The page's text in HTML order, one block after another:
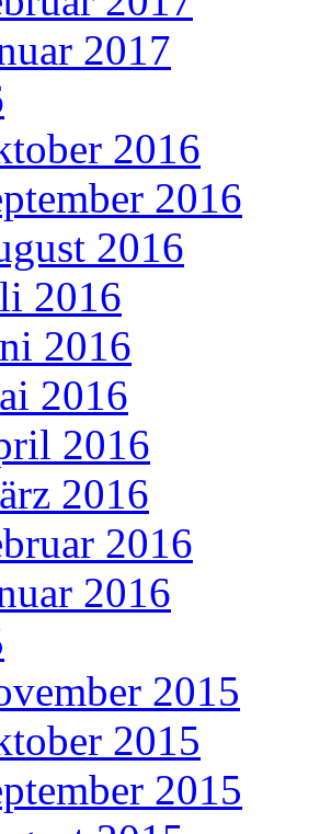
2017
2016
2016
2016
2016
2016
2016
2016
2016
2016
2016
2015
2015
2015